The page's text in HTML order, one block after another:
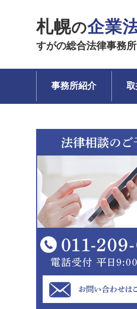
札幌の企業
すがの総合法律事務
事務所紹介